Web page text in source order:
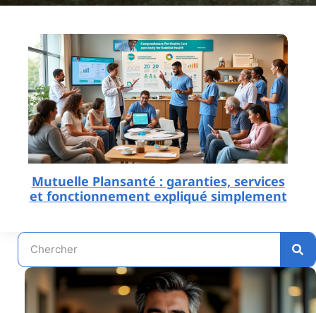
Mutuelle Plansanté : garanties, services
et fonctionnement expliqué simplement